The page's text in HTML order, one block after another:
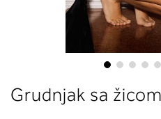
to
Grudnjak sa